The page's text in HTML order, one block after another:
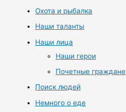
Охота и рыбалка
Наши таланты
Наши лица
Наши герои
Почетные граждане
Поиск людей
Немного о еде